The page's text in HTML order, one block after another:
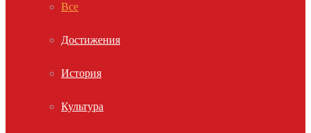
Все
Достижения
История
Культура